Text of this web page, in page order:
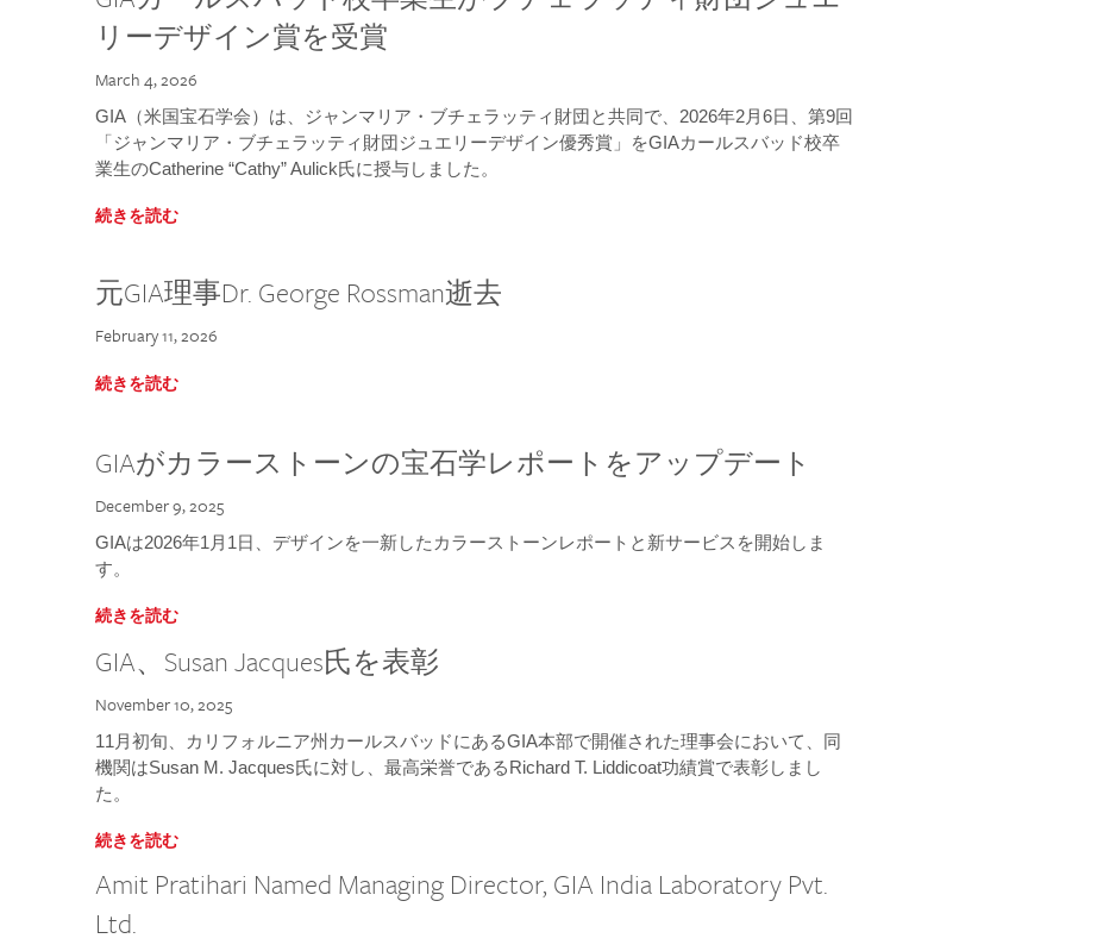
リーデザイン賞を受賞
March 4, 2026
GIA（米国宝石学会）は、ジャンマリア・ブチェラッティ財団と共同で、2026年2月6日、第9回
「ジャンマリア・ブチェラッティ財団ジュエリーデザイン優秀賞」をGIAカールスバッド校卒
業生のCatherine “Cathy” Aulick氏に授与しました。
続きを読む
元GIA理事Dr. George Rossman逝去
February 11, 2026
続きを読む
GIAがカラーストーンの宝石学レポートをアップデート
December 9, 2025
GIAは2026年1月1日、デザインを一新したカラーストーンレポートと新サービスを開始しま
す。
続きを読む
GIA、Susan Jacques氏を表彰
November 10, 2025
11月初旬、カリフォルニア州カールスバッドにあるGIA本部で開催された理事会において、同
機関はSusan M. Jacques氏に対し、最高栄誉であるRichard T. Liddicoat功績賞で表彰しまし
た。
続きを読む
Amit Pratihari Named Managing Director, GIA India Laboratory Pvt.
Ltd.